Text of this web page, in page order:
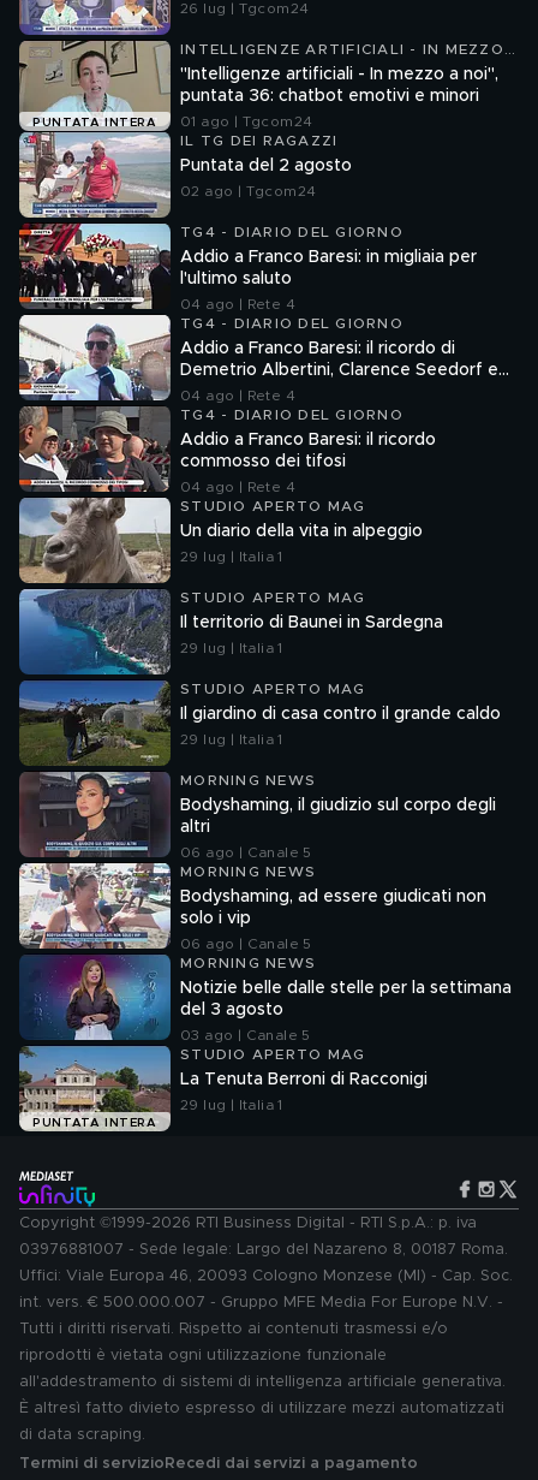
26 lug | Tgcom24
PUNTATA INTERA
INTELLIGENZE ARTIFICIALI - IN MEZZO
A NOI
"Intelligenze artificiali - In mezzo a noi",
puntata 36: chatbot emotivi e minori
01 ago | Tgcom24
IL TG DEI RAGAZZI
Puntata del 2 agosto
02 ago | Tgcom24
TG4 - DIARIO DEL GIORNO
Addio a Franco Baresi: in migliaia per
l'ultimo saluto
04 ago | Rete 4
TG4 - DIARIO DEL GIORNO
Addio a Franco Baresi: il ricordo di
Demetrio Albertini, Clarence Seedorf e
Giovanni Galli
04 ago | Rete 4
TG4 - DIARIO DEL GIORNO
Addio a Franco Baresi: il ricordo
commosso dei tifosi
04 ago | Rete 4
STUDIO APERTO MAG
Un diario della vita in alpeggio
29 lug | Italia 1
STUDIO APERTO MAG
Il territorio di Baunei in Sardegna
29 lug | Italia 1
STUDIO APERTO MAG
Il giardino di casa contro il grande caldo
29 lug | Italia 1
MORNING NEWS
Bodyshaming, il giudizio sul corpo degli
altri
06 ago | Canale 5
MORNING NEWS
Bodyshaming, ad essere giudicati non
solo i vip
06 ago | Canale 5
MORNING NEWS
Notizie belle dalle stelle per la settimana
del 3 agosto
03 ago | Canale 5
PUNTATA INTERA
STUDIO APERTO MAG
La Tenuta Berroni di Racconigi
29 lug | Italia 1
Copyright ©1999-2026 RTI Business Digital - RTI S.p.A.: p. iva
03976881007 - Sede legale: Largo del Nazareno 8, 00187 Roma.
Uffici: Viale Europa 46, 20093 Cologno Monzese (MI) - Cap. Soc.
int. vers. € 500.000.007 - Gruppo MFE Media For Europe N.V. -
Tutti i diritti riservati. Rispetto ai contenuti trasmessi e/o
riprodotti è vietata ogni utilizzazione funzionale
all'addestramento di sistemi di intelligenza artificiale generativa.
È altresì fatto divieto espresso di utilizzare mezzi automatizzati
di data scraping.
Termini di servizio Recedi dai servizi a pagamento